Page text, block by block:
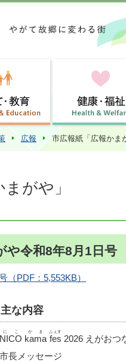
この
広報 市広報紙「広報かま
がや」
や令和8年8月1日号
（PDF：5,553KB）
主な内容
NICO
にこ
kama
かま
fes
ふぇす
2026 えがおつ
市長メッセージ